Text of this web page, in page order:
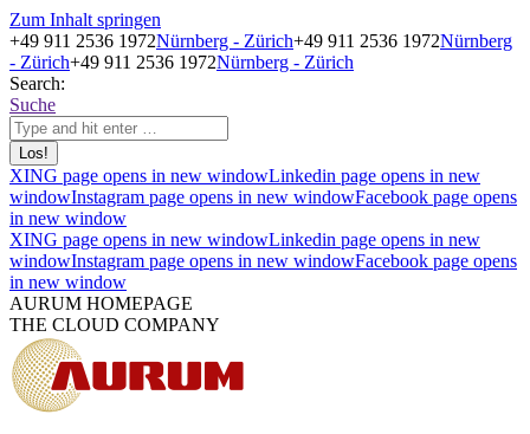
Zum Inhalt springen
+49 911 2536 1972Nürnberg - Zürich+49 911 2536 1972Nürnberg
- Zürich+49 911 2536 1972Nürnberg - Zürich
Search:
Suche
XING page opens in new windowLinkedin page opens in new
windowInstagram page opens in new windowFacebook page opens
in new window
XING page opens in new windowLinkedin page opens in new
windowInstagram page opens in new windowFacebook page opens
in new window
AURUM HOMEPAGE
THE CLOUD COMPANY